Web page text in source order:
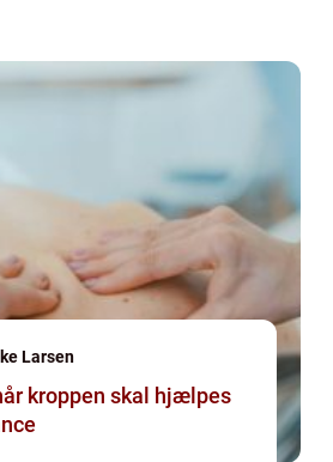
Larsen
kroppen skal hjælpes